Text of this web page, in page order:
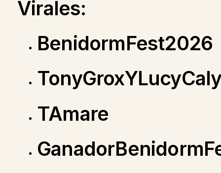
Virales:
BenidormFest2026
TAmare